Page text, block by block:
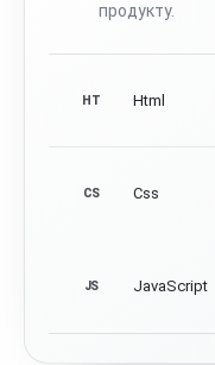
продукту.
HT Html
CS Css
JS JavaScript